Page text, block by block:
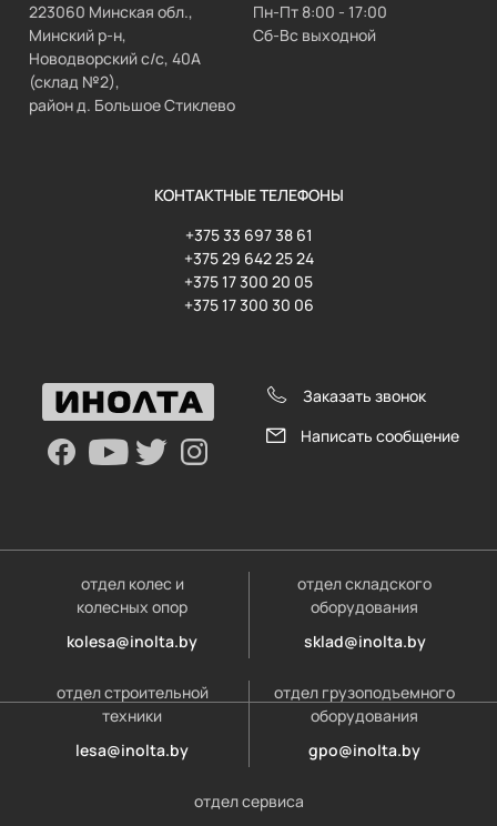
223060 Минская обл.,
Минский р-н,
Новодворский с/с, 40А
(склад №2),
район д. Большое Стиклево
Пн-Пт 8:00 - 17:00
Сб-Вс выходной
КОНТАКТНЫЕ ТЕЛЕФОНЫ
+375 33 697 38 61
+375 29 642 25 24
+375 17 300 20 05
+375 17 300 30 06
Заказать звонок
Написать сообщение
отдел колес и
колесных опор
kolesa@inolta.by
отдел складского
оборудования
sklad@inolta.by
отдел строительной
техники
lesa@inolta.by
отдел грузоподъемного
оборудования
gpo@inolta.by
отдел сервиса